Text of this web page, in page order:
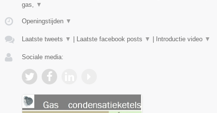
gas, ▼
Openingstijden ▼
Laatste tweets ▼ Laatste facebook posts ▼ Introductie video ▼
Sociale media: